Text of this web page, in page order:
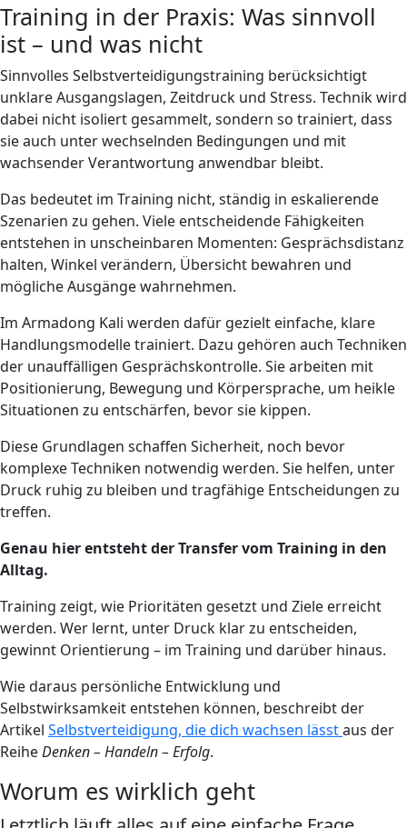
Training in der Praxis: Was sinnvoll
ist – und was nicht
Sinnvolles Selbstverteidigungstraining berücksichtigt
unklare Ausgangslagen, Zeitdruck und Stress. Technik wird
dabei nicht isoliert gesammelt, sondern so trainiert, dass
sie auch unter wechselnden Bedingungen und mit
wachsender Ver­ant­wortung anwendbar bleibt.
Das bedeutet im Training nicht, ständig in eskalierende
Szenarien zu gehen. Viele entscheidende Fähigkeiten
entstehen in unscheinbaren Momenten: Gesprächsdistanz
halten, Winkel verändern, Übersicht bewahren und
mögliche Ausgänge wahr­nehmen.
Im Armadong Kali werden dafür gezielt einfache, klare
Handlungsmodelle trainiert. Dazu gehören auch Techniken
der unauffälligen Gesprächskontrolle. Sie arbeiten mit
Positionierung, Bewegung und Körpersprache, um heikle
Situationen zu entschärfen, bevor sie kippen.
Diese Grundlagen schaffen Sicherheit, noch bevor
komplexe Techniken notwendig werden. Sie helfen, unter
Druck ruhig zu bleiben und tragfähige Entscheidungen zu
treffen.
Genau hier entsteht der Transfer vom Training in den
Alltag.
Training zeigt, wie Prioritäten gesetzt und Ziele erreicht
werden. Wer lernt, unter Druck klar zu entscheiden,
gewinnt Orientierung – im Training und darüber hinaus.
Wie daraus persönliche Entwicklung und
Selbstwirksamkeit entstehen können, beschreibt der
Artikel Selbstverteidigung, die dich wachsen lässtaus der
ReiheDenken – Handeln – Erfolg.
Worum es wirklich geht